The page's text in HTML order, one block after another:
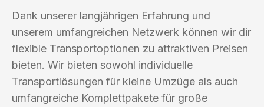
Dank unserer langjährigen Erfahrung und
unserem umfangreichen Netzwerk können wir dir
flexible Transportoptionen zu attraktiven Preisen
bieten. Wir bieten sowohl individuelle
Transportlösungen für kleine Umzüge als auch
umfangreiche Komplettpakete für große